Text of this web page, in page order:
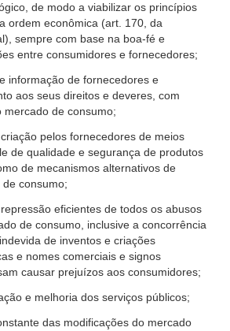
de modo a viabilizar os princípios
ordem econômica (art. 170, da
sempre com base na boa-fé e
entre consumidores e fornecedores;
informação de fornecedores e
aos seus direitos e deveres, com
mercado de consumo;
pelos fornecedores de meios
de qualidade e segurança de produtos
de mecanismos alternativos de
consumo;
eficientes de todos os abusos
de consumo, inclusive a concorrência
de inventos e criações
e nomes comerciais e signos
causar prejuízos aos consumidores;
e melhoria dos serviços públicos;
das modificações do mercado